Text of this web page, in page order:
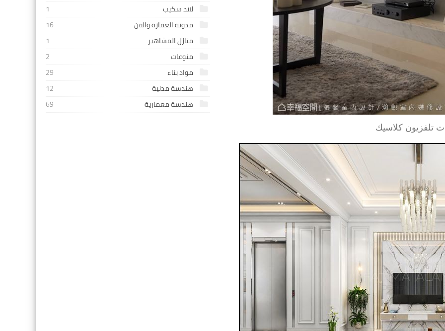
تلفزيون كلاسيك
لاند سكيب
1
مدونة العمارة والفن
16
منازل المشاهير
1
منوعات
2
مواد بناء
29
هندسة مدنية
12
هندسة معمارية
69